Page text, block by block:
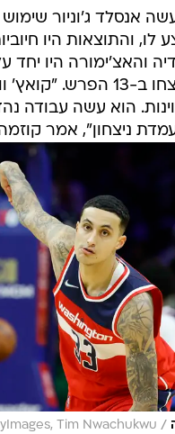
אנסלד ג'וניור
לו, והתוצאות היו
והאצ'ימורה היו יחד
הוויזארדס ניצחו ב-13 הפרש.
הוא עשה עבודה
ניצחון", אמר
/
Tim Nwachukwu